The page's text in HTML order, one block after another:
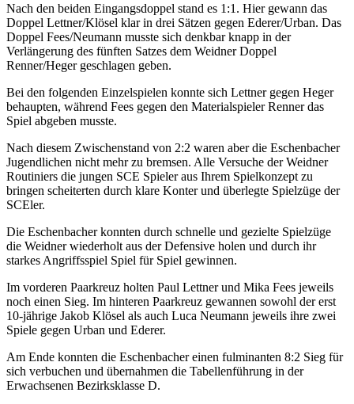
Nach den beiden Eingangsdoppel stand es 1:1. Hier gewann das
Doppel Lettner/Klösel klar in drei Sätzen gegen Ederer/Urban. Das
Doppel Fees/Neumann musste sich denkbar knapp in der
Verlängerung des fünften Satzes dem Weidner Doppel
Renner/Heger geschlagen geben.
Bei den folgenden Einzelspielen konnte sich Lettner gegen Heger
behaupten, während Fees gegen den Materialspieler Renner das
Spiel abgeben musste.
Nach diesem Zwischenstand von 2:2 waren aber die Eschenbacher
Jugendlichen nicht mehr zu bremsen. Alle Versuche der Weidner
Routiniers die jungen SCE Spieler aus Ihrem Spielkonzept zu
bringen scheiterten durch klare Konter und überlegte Spielzüge der
SCEler.
Die Eschenbacher konnten durch schnelle und gezielte Spielzüge
die Weidner wiederholt aus der Defensive holen und durch ihr
starkes Angriffsspiel Spiel für Spiel gewinnen.
Im vorderen Paarkreuz holten Paul Lettner und Mika Fees jeweils
noch einen Sieg. Im hinteren Paarkreuz gewannen sowohl der erst
10-jährige Jakob Klösel als auch Luca Neumann jeweils ihre zwei
Spiele gegen Urban und Ederer.
Am Ende konnten die Eschenbacher einen fulminanten 8:2 Sieg für
sich verbuchen und übernahmen die Tabellenführung in der
Erwachsenen Bezirksklasse D.